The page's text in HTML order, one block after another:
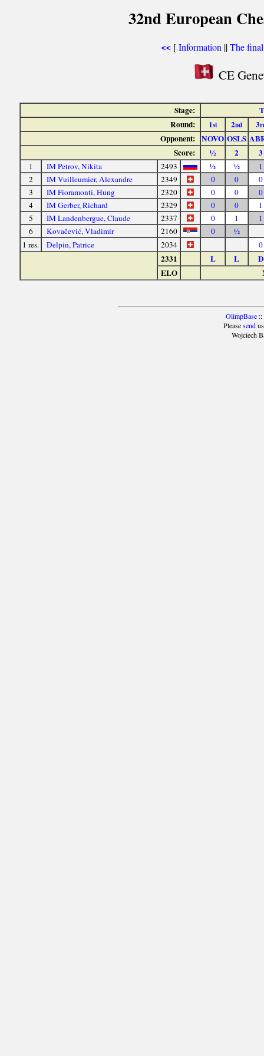
32nd European
<< [Information ||The
CE
Stage:
Round:
1st 2nd 3
Opponent: NOVO OSLS
Score:
½ 2 3
1 IM Petrov, Nikita 2493 ½ ½
1
2
IM Vuilleumier, Alexandre 2349 0 0
0
3
IM Fioramonti, Hung 2320 0 0
0
4
IM Gerber, Richard 2329 0 0
1
5
IM Landenbergue, Claude 2337 0 1
1
6
Kovačević, Vladimir 2160 0
½
1 res.
Delpin, Patrice 2034 0
2331 L L
D
ELO
OlimpBase::
Pleasesendus
Wojciech